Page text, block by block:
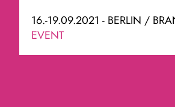
16.-19.09.2021 - BERLIN /
EVENT